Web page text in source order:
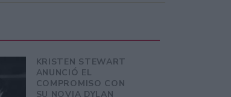
KRISTEN STEWART
ANUNCIÓ EL
COMPROMISO CON
SU NOVIA DYLAN